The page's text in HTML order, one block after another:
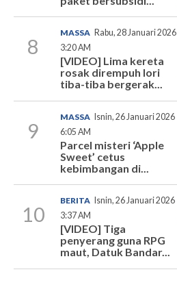
8
MASSA Rabu, 28 Januari 2026
3:20 AM
[VIDEO] Lima kereta
rosak dirempuh lori
tiba-tiba bergerak...
9
MASSA Isnin, 26 Januari 2026
6:05 AM
Parcel misteri ‘Apple
Sweet’ cetus
kebimbangan di...
10
BERITA
Isnin, 26 Januari 2026
3:37 AM
[VIDEO] Tiga
penyerang guna RPG
maut, Datuk Bandar...